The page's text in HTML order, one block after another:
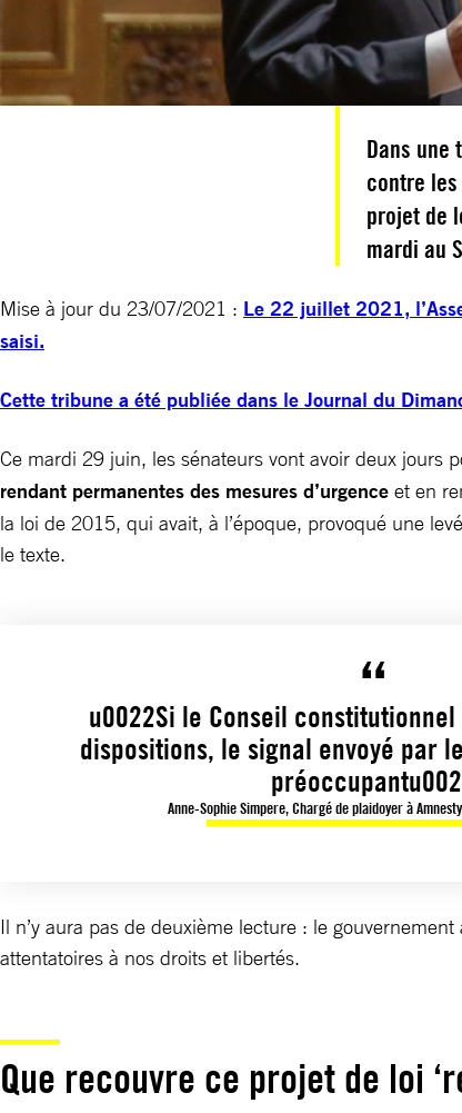
Dans une
contre
projet de
mardi au
Mise à jour du 23/07/2021 : Le 22 juillet 2021,
saisi.
Cette tribune a été publiée dans le Journal du
Ce mardi 29 juin, les sénateurs vont avoir deux jours
rendant permanentes des mesures d’urgence et en
la loi de 2015, qui avait, à l’époque, provoqué une
le texte.
u0022Si le Conseil
dispositions, le signal envoyé par
Anne-Sophie Simpere, Chargé de plaidoyer à
Il n’y aura pas de deuxième lecture : le
attentatoires à nos droits et libertés.
Que recouvre ce projet de loi